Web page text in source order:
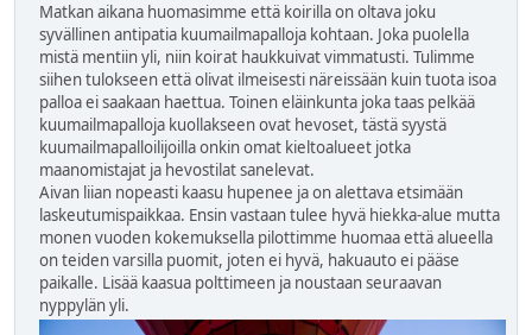
Matkan aikana huomasimme että koirilla on oltava joku
syvällinen antipatia kuumailmapalloja kohtaan. Joka puolella
mistä mentiin yli, niin koirat haukkuivat vimmatusti. Tulimme
siihen tulokseen että olivat ilmeisesti näreissään kuin tuota isoa
palloa ei saakaan haettua. Toinen eläinkunta joka taas pelkää
kuumailmapalloja kuollakseen ovat hevoset, tästä syystä
kuumailmapalloilijoilla onkin omat kieltoalueet jotka
maanomistajat ja hevostilat sanelevat.
Aivan liian nopeasti kaasu hupenee ja on alettava etsimään
laskeutumispaikkaa. Ensin vastaan tulee hyvä hiekka-alue mutta
monen vuoden kokemuksella pilottimme huomaa että alueella
on teiden varsilla puomit, joten ei hyvä, hakuauto ei pääse
paikalle. Lisää kaasua polttimeen ja noustaan seuraavan
nyppylän yli.